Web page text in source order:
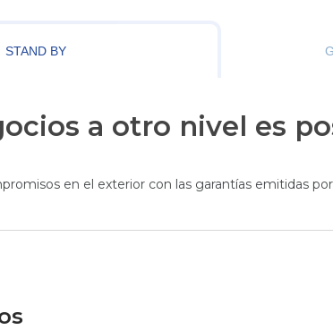
Canjea tus Millas
STAND BY
a otro nivel es
en el exterior con las garantías emitidas